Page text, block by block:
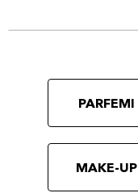
PARFEMI
MAKE-UP